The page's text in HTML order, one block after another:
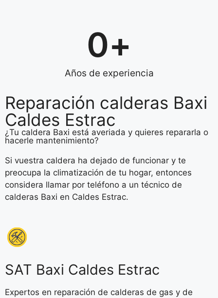
Años de experiencia
0+
Reparación calderas Baxi
Caldes Estrac
¿Tu caldera Baxi está averiada y quieres repararla o
hacerle mantenimiento?
Si vuestra caldera ha dejado de funcionar y te
preocupa la climatización de tu hogar, entonces
considera llamar por teléfono a un técnico de
calderas Baxi en Caldes Estrac.
SAT Baxi Caldes Estrac
Expertos en reparación de calderas de gas y de